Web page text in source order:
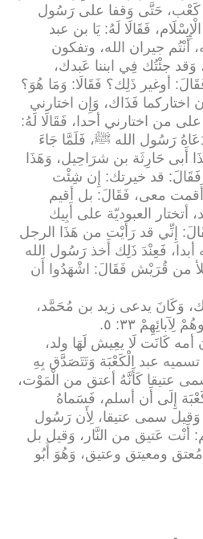
كَعْب، حَتَّى وَقفا على رَسُول
فَقَالَا لَهُ: يَا بن عبد
جيران الله، وتفكون
وَقد جئْتُك فِي ابننا عَبدك،
أوغير ذَلِك؟ فَقَالَا: وَمَا هُوَ؟
اختاركما فَذَاك، وَإِن اختارني
على من اختارني أحدا، فَقَالَا لَهُ:
رَسُول الله ﷺ، فَلَمَّا جَاءَ
أَبى حَارِثَة بن شرَاحِيل، وَهَذَا
قد خيرتك: إِن شِئْت
معى، فَقَالَ: بل أقيم
أتختار العبوديّة على أَبِيك
إِنِّي قد رَأَيْت من هَذَا الرجل
أبدا، فَعِنْدَ ذَلِك أَخذ رَسُول الله
من قُرَيْش فَقَالَ: اشْهَدُوا أَن
وَكَانَ يدعى زيد بن مُحَمَّد،
٣٣: ٥
.
أمه كَانَت لَا يعِيش لَهَا ولد،
عبد الْكَعْبَة وَتَتَصَدَّق بِهِ
عتيقا كَأَنَّهُ أعتق من الْمَوْت،
إِلَى أَن أسلم، فَسَماهُ
سمى عتيقا، لِأَن رَسُول
أَنْت عَتيق من النَّار، وَقيل بل
مُعتق ومعيتق وعتيق، وَهُوَ أَبُو